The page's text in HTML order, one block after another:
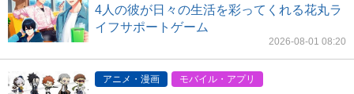
4人の彼が日々の生活を彩ってくれる花丸ラ
イフサポートゲーム
2026-08-01 08:20
アニメ・漫画 モバイル・アプリ